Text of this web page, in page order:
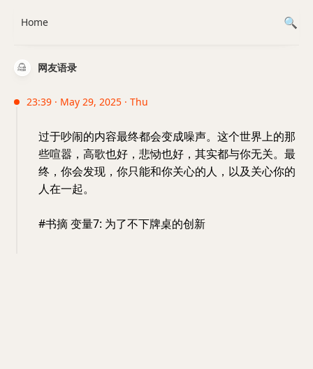
网友语录
23:39 · May 29, 2025 · Thu
过于吵闹的内容最终都会变成噪声。这个世界上的那
些喧嚣，高歌也好，悲恸也好，其实都与你无关。最
终，你会发现，你只能和你关心的人，以及关心你的
人在一起。
#书摘 变量7: 为了不下牌桌的创新
Home